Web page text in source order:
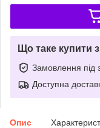
Що таке купити
Замовлення під
Доступна
Опис